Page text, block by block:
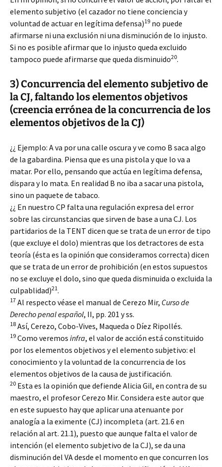
elemento subjetivo (el cazador no tiene conciencia y
voluntad de actuar en legítima defensa)19 no puede
afirmarse ni una exclusión ni una disminución de lo injusto.
Si no es posible afirmar que lo injusto queda excluido
tampoco puede afirmarse que queda disminuido20.
3) Concurrencia del elemento subjetivo de
la CJ, faltando los elementos objetivos
(creencia errónea de la concurrencia de los
elementos objetivos de la CJ)
¿¿ Ejemplo: A va por una calle oscura y ve como B saca algo
de la gabardina. Piensa que es una pistola y que lo va a
matar. Por ello, pensando que actúa en legítima defensa,
dispara y lo mata. En realidad B no iba a sacar una pistola,
sino un paquete de tabaco.
¿¿ En nuestro CP falta una regulación expresa del error
sobre las circunstancias que sirven de base a una CJ. Los
partidarios de la TENT dicen que se trata de un error de tipo
(que excluye el dolo) mientras que los detractores de esta
teoría (ésta es la opinión que consideramos correcta) dicen
que se trata de un error de prohibición (en estos supuestos
no se excluye el dolo, sino que queda disminuida o excluida la
culpablidad)21.
17 Al respecto véase el manual de Cerezo Mir, Curso de
Derecho penal español, II, pp. 201 y ss.
18 Así, Cerezo, Cobo-Vives, Maqueda o Díez Ripollés.
19 Como veremos infra, el valor de acción está constituido
por los elementos objetivos y el elemento subjetivo: el
conocimiento y la voluntad de la concurrencia de los
elementos objetivos de la causa de justificación.
20 Esta es la opinión que defiende Alicia Gil, en contra de su
maestro, el profesor Cerezo Mir. Considera este autor que
en este supuesto hay que aplicar una atenuante por
analogía a la eximente (CJ) incompleta (art. 21.6 en
relación al art. 21.1), puesto que aunque falta el valor de
intención (el elemento subjetivo de la CJ), se da una
disminución del VA desde el momento en que concurren los